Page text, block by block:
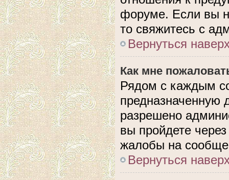
форуме. Если вы
то свяжитесь с
Вернуться
Как мне
Рядом с каждым
предназначенную
разрешено
вы пройдете
жалобы на
Вернуться